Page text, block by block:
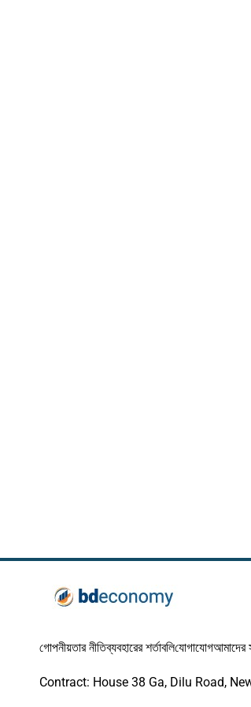
গোপনীয়তার নীতিব্যবহারের শর্তাবলিযোগাযোগআমাদের
Contract: House 38 Ga, Dilu Road,